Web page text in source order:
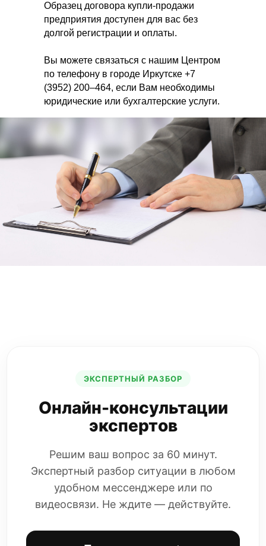
Образец договора купли-продажи
предприятия доступен для вас без
долгой регистрации и оплаты.
Вы можете связаться с нашим Центром
по телефону в городе Иркутске +7
(3952) 200–464, если Вам необходимы
юридические или бухгалтерские услуги.
Если Вы предпочитаете пользоваться
электронной почтой, напишите на
адрес info@bip38.ru
СКАЧАТЬ
ЭКСПЕРТНЫЙ РАЗБОР
Онлайн-консультации
экспертов
Решим ваш вопрос за 60 минут.
Экспертный разбор ситуации в любом
удобном мессенджере или по
видеосвязи. Не ждите — действуйте.